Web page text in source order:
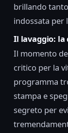
brillando
indossata per
Il lavaggio:
Il momento
critico per la
programma
stampa e
segreto per